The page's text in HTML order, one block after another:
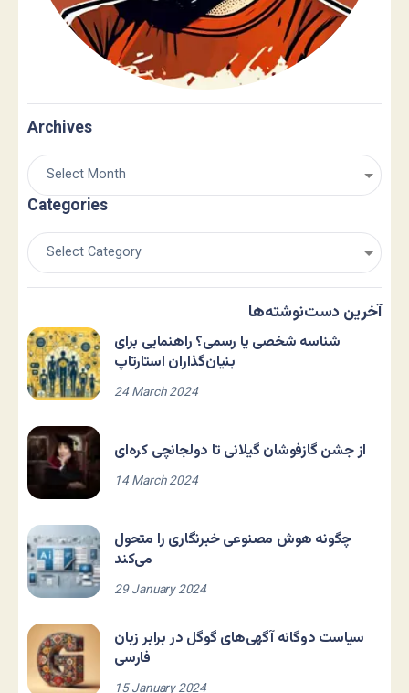
Archives
Categories
آخرین دست‌نوشته‌ها
شناسه شخصی یا رسمی؟ راهنمایی برای
بنیان‌گذاران استارتاپ
24 March 2024
از جشن گازفوشان گیلانی تا دولجانچی کره‌ای
14 March 2024
چگونه هوش مصنوعی خبرنگاری را متحول
می‌کند
29 January 2024
سیاست دوگانه آگهی‌های گوگل در برابر زبان
فارسی